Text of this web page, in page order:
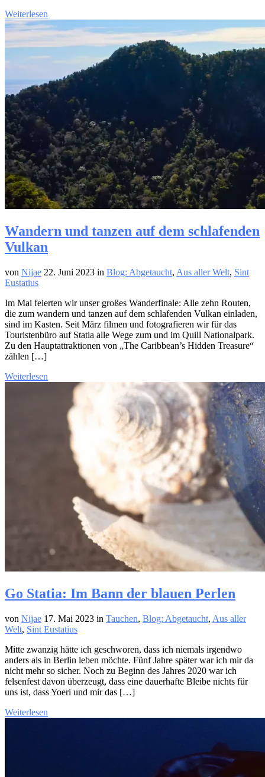
Weiterlesen
Wandern und tanzen auf dem schlafenden
Vulkan
von Nijae 22. Juni 2023 in Blog: Abgetaucht, Aus aller Welt, Sint
Eustatius
Im Mai feierten wir unser großes Wanderfinale: Alle zehn Routen,
die zum wandern und tanzen auf dem schlafenden Vulkan einladen,
sind im Kasten. Seit März filmen und fotografieren wir für das
Touristenbüro auf Statia alle Wege zum und im Quill Nationalpark.
Zu den Hauptattraktionen von „The Caribbean’s Hidden Treasure“
zählen […]
Weiterlesen
Go Statia: Im Bann der blauen Perlen
von Nijae 17. Mai 2023 in Tauchen, Blog: Abgetaucht, Aus aller
Welt, Sint Eustatius
Mitte zwanzig hätte ich geschworen, dass ich niemals irgendwo
anders als in Berlin leben möchte. Fünf Jahre später war ich mir da
nicht mehr so sicher. Noch zu Beginn des Jahres 2020 war ich
felsenfest davon überzeugt, dass eine dauerhafte Bleibe nichts für
uns ist, dass Yoeri und mir das […]
Weiterlesen